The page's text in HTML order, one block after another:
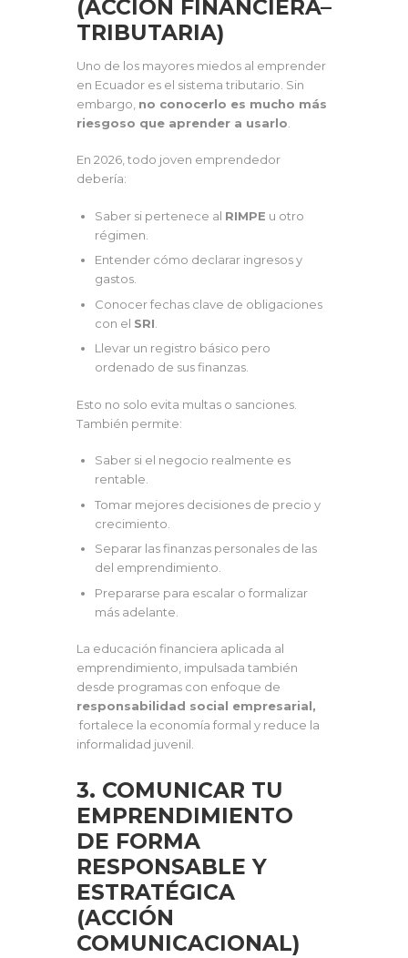
(ACCIÓN FINANCIERA–
TRIBUTARIA)
Uno de los mayores miedos al emprender
en Ecuador es el sistema tributario. Sin
embargo, no conocerlo es mucho más
riesgoso que aprender a usarlo
En 2026, todo joven emprendedor
debería:
Saber si pertenece al RIMPE u otro
régimen.
Entender cómo declarar ingresos y
gastos.
Conocer fechas clave de obligaciones
con el SRI
Llevar un registro básico pero
ordenado de sus finanzas.
Esto no solo evita multas o sanciones.
También permite:
Saber si el negocio realmente es
rentable.
Tomar mejores decisiones de precio y
crecimiento.
Separar las finanzas personales de las
del emprendimiento.
Prepararse para escalar o formalizar
más adelante.
La educación financiera aplicada al
emprendimiento, impulsada también
desde programas con enfoque de
responsabilidad social empresarial,
fortalece la economía formal y reduce la
informalidad juvenil.
3. COMUNICAR TU
EMPRENDIMIENTO
DE FORMA
RESPONSABLE Y
ESTRATÉGICA
(ACCIÓN
COMUNICACIONAL)